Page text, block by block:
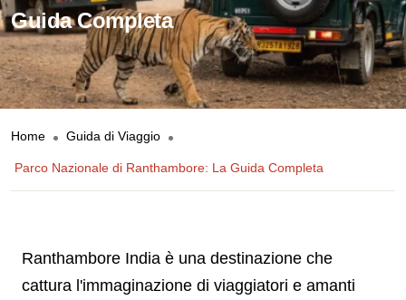
Guida Completa
Home Guida di Viaggio
Parco Nazionale di Ranthambore: La Guida Completa
Ranthambore India è una destinazione che
cattura l'immaginazione di viaggiatori e amanti